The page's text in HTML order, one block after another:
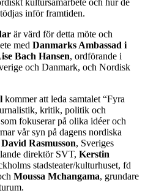
inför framtiden.
är värd för detta möte och
med Danmarks Ambassad i
Bach Hansen, ordförande i
och Danmark, och Nordisk
kommer att leda samtalet “Fyra
kritik, politik och
fokuserar på olika idéer och
vår syn på dagens nordiska
David Rasmusson, Sveriges
direktör SVT, Kerstin
stadsteater/kulturhuset, fd
Moussa Mchangama, grundare